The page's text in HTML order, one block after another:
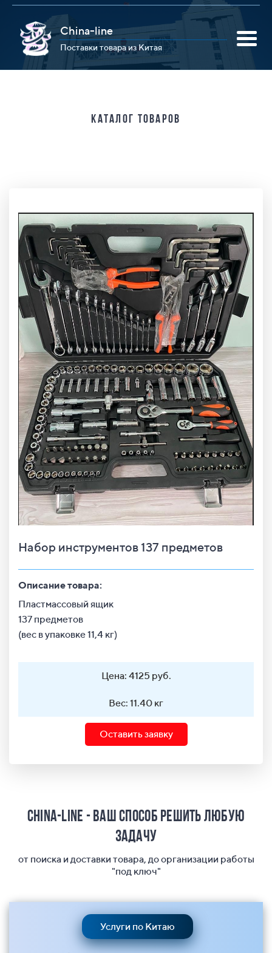
China-line
Поставки товара из Китая
Каталог товаров
Набор инструментов 137 предметов
Описание товара:
Пластмассовый ящик
137 предметов
(вес в упаковке 11,4 кг)
Цена: 4125 руб.
Вес: 11.40 кг
Оставить заявку
China-Line - ваш способ решить любую
задачу
от поиска и доставки товара, до организации работы
"под ключ"
Услуги по Китаю